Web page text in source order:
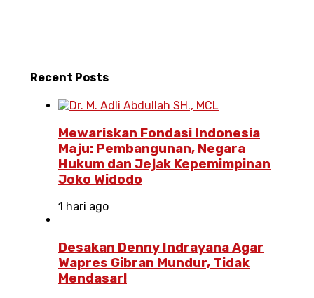
Recent Posts
Mewariskan Fondasi Indonesia
Maju: Pembangunan, Negara
Hukum dan Jejak Kepemimpinan
Joko Widodo
1 hari ago
Desakan Denny Indrayana Agar
Wapres Gibran Mundur, Tidak
Mendasar!